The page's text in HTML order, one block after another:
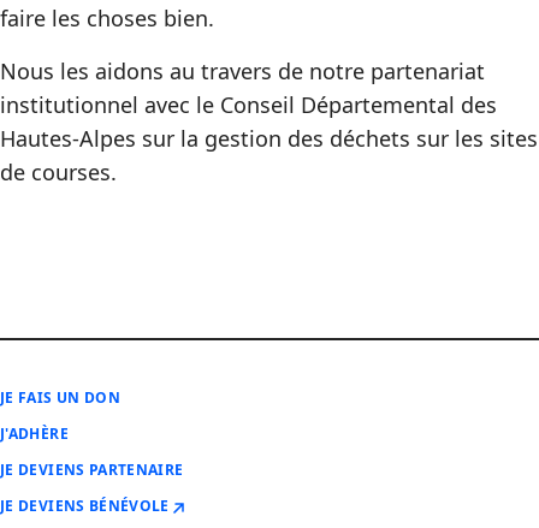
faire les choses bien.
Nous les aidons au travers de notre partenariat
institutionnel avec le Conseil Départemental des
Hautes-Alpes sur la gestion des déchets sur les sites
de courses.
JE FAIS UN DON
J'ADHÈRE
JE DEVIENS PARTENAIRE
JE DEVIENS BÉNÉVOLE